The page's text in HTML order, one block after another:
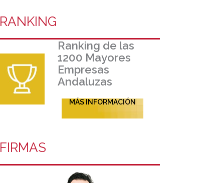
RANKING
Ranking de las
1200 Mayores
Empresas
Andaluzas
MÁS INFORMACIÓN
FIRMAS